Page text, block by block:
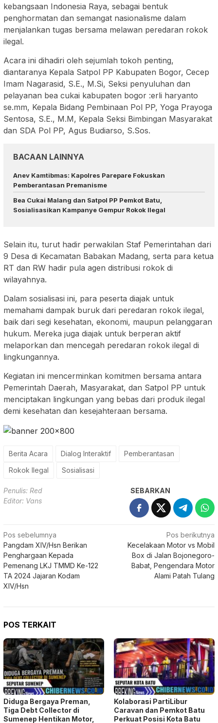
kebangsaan Indonesia Raya, sebagai bentuk
penghormatan dan semangat nasionalisme dalam
menjalankan tugas bersama melawan peredaran rokok
ilegal.
Acara ini dihadiri oleh sejumlah tokoh penting,
diantaranya Kepala Satpol PP Kabupaten Bogor, Cecep
Imam Nagarasid, S.E., M.Si, Seksi penyuluhan dan
pelayanan bea cukai kabupaten bogor :erli haryanto
se.mm, Kepala Bidang Pembinaan Pol PP, Yoga Prayoga
Sentosa, S.E., M.M, Kepala Seksi Bimbingan Masyarakat
dan SDA Pol PP, Agus Budiarso, S.Sos.
BACAAN LAINNYA
Anev Kamtibmas: Kapolres Parepare Fokuskan
Pemberantasan Premanisme
Bea Cukai Malang dan Satpol PP Pemkot Batu,
Sosialisasikan Kampanye Gempur Rokok Ilegal
Selain itu, turut hadir perwakilan Staf Pemerintahan dari
9 Desa di Kecamatan Babakan Madang, serta para ketua
RT dan RW hadir pula agen distribusi rokok di
wilayahnya.
Dalam sosialisasi ini, para peserta diajak untuk
memahami dampak buruk dari peredaran rokok ilegal,
baik dari segi kesehatan, ekonomi, maupun pelanggaran
hukum. Mereka juga diajak untuk berperan aktif
melaporkan dan mencegah peredaran rokok ilegal di
lingkungannya.
Kegiatan ini mencerminkan komitmen bersama antara
Pemerintah Daerah, Masyarakat, dan Satpol PP untuk
menciptakan lingkungan yang bebas dari produk ilegal
demi kesehatan dan kesejahteraan bersama.
Berita Acara Dialog Interaktif
Pemberantasan
Rokok Ilegal
Sosialisasi
Penulis: Red
Editor: Vans
SEBARKAN
Navigasi
pos
Pos sebelumnya
Pangdam XIV/Hsn Berikan
Penghargaan Kepada
Pemenang LKJ TMMD Ke-122
TA 2024 Jajaran Kodam
XIV/Hsn
Pos berikutnya
Kecelakaan Motor vs Mobil
Box di Jalan Bojonegoro-
Babat, Pengendara Motor
Alami Patah Tulang
POS TERKAIT
Diduga Bergaya Preman,
Tiga Debt Collector di
Sumenep Hentikan Motor,
Kolaborasi PartiLibur
Caravan dan Pemkot Batu
Perkuat Posisi Kota Batu